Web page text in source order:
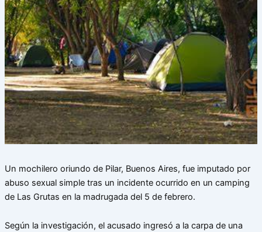
Un mochilero oriundo de Pilar, Buenos Aires, fue imputado por
abuso sexual simple tras un incidente ocurrido en un camping
de Las Grutas en la madrugada del 5 de febrero.
Según la investigación, el acusado ingresó a la carpa de una